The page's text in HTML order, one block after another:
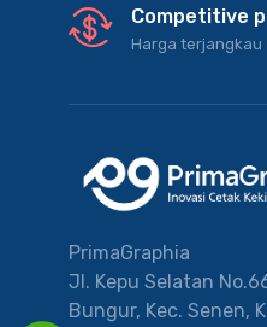
Competitive
Harga terjangkau
PrimaGraphia
Jl. Kepu Selatan
Bungur, Kec. Senen,